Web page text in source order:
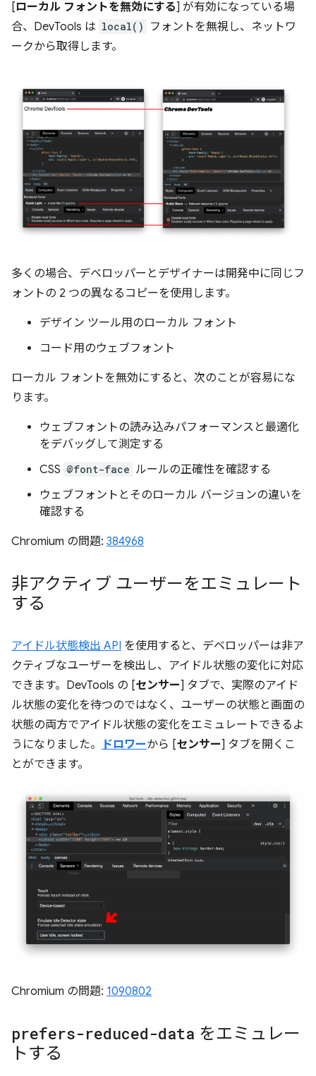
[ローカル フォントを無効にする] が有効になっている場
合、DevTools は local()
フォントを無視し、ネットワ
ークから取得します。
多くの場合、デベロッパーとデザイナーは開発中に同じフ
ォントの 2 つの異なるコピーを使用します。
デザイン ツール用のローカル フォント
コード用のウェブフォント
ローカル フォントを無効にすると、次のことが容易にな
ります。
ウェブフォントの読み込みパフォーマンスと最適化
をデバッグして測定する
CSS @font-face ルールの正確性を確認する
ウェブフォントとそのローカル バージョンの違いを
確認する
Chromium の問題: 384968
非アクティブ ユーザーをエミュレート
する
アイドル状態検出 API を使用すると、デベロッパーは非ア
クティブなユーザーを検出し、アイドル状態の変化に対応
できます。DevTools の [センサー] タブで、実際のアイド
ル状態の変化を待つのではなく、ユーザーの状態と画面の
状態の両方でアイドル状態の変化をエミュレートできるよ
うになりました。
ドロワーから [センサー] タブを開くこ
とができます。
Chromium の問題: 1090802
prefers-reduced-data をエミュレー
トする